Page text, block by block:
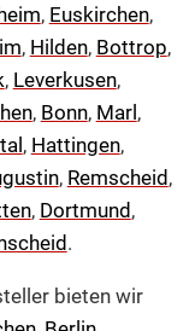
, Euskirchen,
, Hilden, Bottrop,
, Leverkusen,
, Bonn, Marl,
, Hattingen,
, Remscheid,
, Dortmund,
.
bieten wir